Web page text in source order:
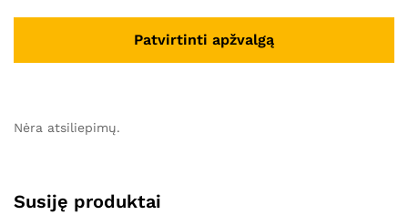
Nėra atsiliepimų.
Susiję produktai